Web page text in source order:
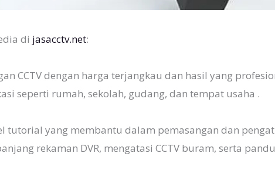
di jasacctv.net:
CCTV dengan harga terjangkau dan hasil yang
seperti rumah, sekolah, gudang, dan tempat usaha .
tutorial yang membantu dalam pemasangan dan
rekaman DVR, mengatasi CCTV buram, serta